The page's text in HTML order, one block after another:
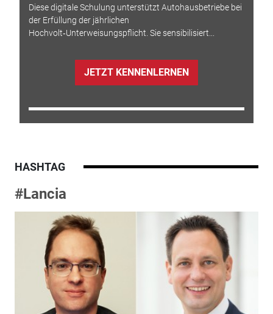
Diese digitale Schulung unterstützt Autohausbetriebe bei
der Erfüllung der jährlichen
Hochvolt‑Unterweisungspflicht. Sie sensibilisiert...
JETZT KENNENLERNEN
HASHTAG
#Lancia